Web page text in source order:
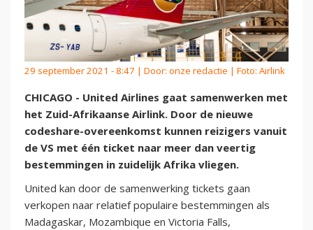
29 september 2021 - 8:47 | Door: onze redactie | Foto: Airlink
CHICAGO - United Airlines gaat samenwerken met
het Zuid-Afrikaanse Airlink. Door de nieuwe
codeshare-overeenkomst kunnen reizigers vanuit
de VS met één ticket naar meer dan veertig
bestemmingen in zuidelijk Afrika vliegen.
United kan door de samenwerking tickets gaan
verkopen naar relatief populaire bestemmingen als
Madagaskar, Mozambique en Victoria Falls,